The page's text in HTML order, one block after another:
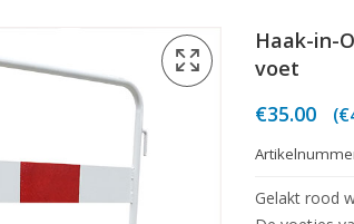
Haak-in-
voet
€35.00
is:
(€
Gelakt rood